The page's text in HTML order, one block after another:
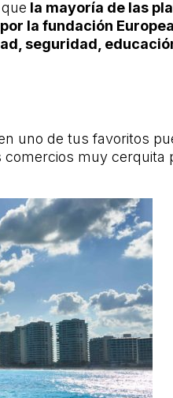
la mayoría de las
la fundación
seguridad,
uno de tus favoritos
muy cerquita